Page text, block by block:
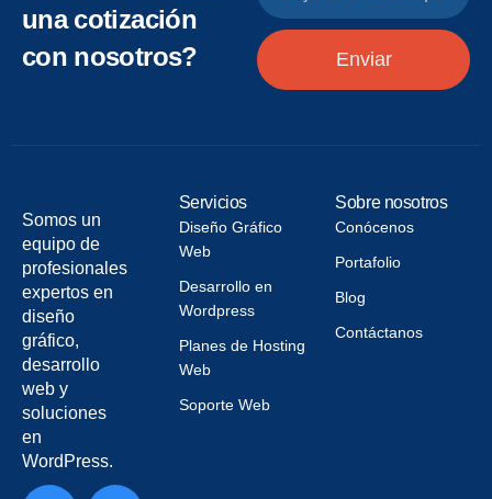
una cotización
con nosotros?
Enviar
Somos un
equipo de
profesionales
expertos en
diseño
gráfico,
desarrollo
web y
soluciones
en
WordPress.
Servicios
Diseño Gráfico
Web
Desarrollo en
Wordpress
Planes de Hosting
Web
Soporte Web
Sobre nosotros
Conócenos
Portafolio
Blog
Contáctanos